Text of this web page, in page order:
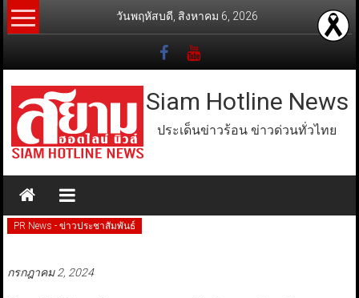
Skip
to
วันพฤหัสบดี, สิงหาคม 6, 2026
Siam Hotline News
ประเด็นข่าวร้อน ข่าวด่วนทั่วไทย
PR News - ข่าวประชาสัมพันธ์
กรกฎาคม 2, 2024